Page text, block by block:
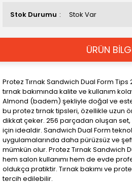
Stok Durumu Stok Var
ÜRÜN
Protez Tırnak Sandwich Dual Form
tırnak bakımında kalite ve kullanım
Almond (badem) şekliyle doğal ve
bu protez tırnak tipsleri, özellikle uzun
dikkat çeker. 256 parçadan oluşan
için idealdir. Sandwich Dual Form
uygulamalarında daha pürüzsüz ve
mümkün olur. Protez Tırnak Sandwich
hem salon kullanımı hem de evde
oldukça pratiktir. Tırnak bakımı ve
tercih edilebilir.